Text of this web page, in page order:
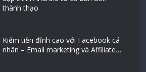
thành thạo
Kiếm tiền đỉnh cao với Facebook cá
nhân – Email marketing và Affiliate…